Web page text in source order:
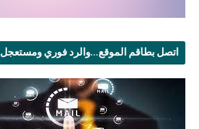
اتصل بطاقم الموقع...والرد فوري ومستعجل